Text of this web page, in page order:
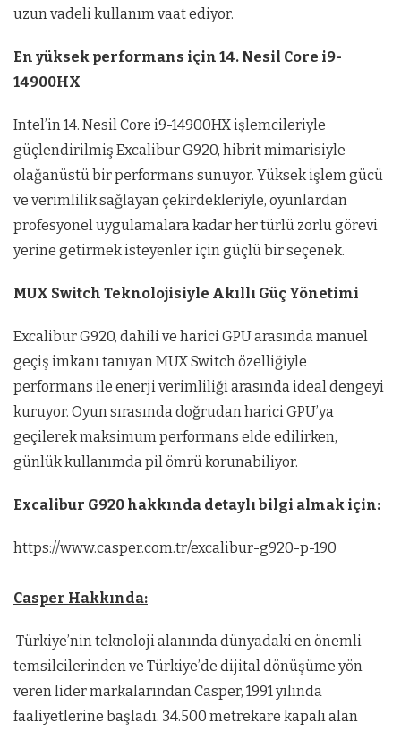
uzun vadeli kullanım vaat ediyor.
En yüksek performans için 14. Nesil Core i9-
14900HX
Intel’in 14. Nesil Core i9-14900HX işlemcileriyle
güçlendirilmiş Excalibur G920, hibrit mimarisiyle
olağanüstü bir performans sunuyor. Yüksek işlem gücü
ve verimlilik sağlayan çekirdekleriyle, oyunlardan
profesyonel uygulamalara kadar her türlü zorlu görevi
yerine getirmek isteyenler için güçlü bir seçenek.
MUX Switch Teknolojisiyle Akıllı Güç Yönetimi
Excalibur G920, dahili ve harici GPU arasında manuel
geçiş imkanı tanıyan MUX Switch özelliğiyle
performans ile enerji verimliliği arasında ideal dengeyi
kuruyor. Oyun sırasında doğrudan harici GPU’ya
geçilerek maksimum performans elde edilirken,
günlük kullanımda pil ömrü korunabiliyor.
Excalibur G920 hakkında detaylı bilgi almak için:
https://www.casper.com.tr/excalibur-g920-p-190
Casper Hakkında:
Türkiye’nin teknoloji alanında dünyadaki en önemli
temsilcilerinden ve Türkiye’de dijital dönüşüme yön
veren lider markalarından Casper, 1991 yılında
faaliyetlerine başladı. 34.500 metrekare kapalı alan